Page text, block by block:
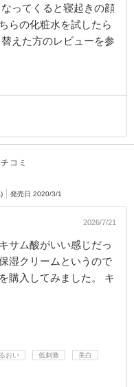
ってくると寝起きの顔
らの化粧水を試したら
えた方のレビューを参
コミ
発売日 2020/3/1
2026/7/21
サム酸がいい感じだっ
湿クリームというので
購入してみました。 キ
おい 低刺激 美白